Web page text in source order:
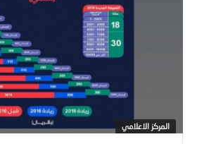
المركز الاعلامي